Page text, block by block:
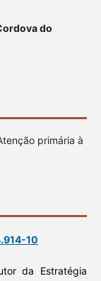
do
primária à
10
da Estratégia